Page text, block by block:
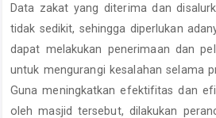
Data zakat yang diterima dan
tidak sedikit, sehingga diperlukan
dapat melakukan penerimaan dan
untuk mengurangi kesalahan selama
Guna meningkatkan efektifitas dan
oleh masjid tersebut, dilakukan